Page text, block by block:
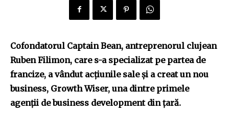
Cofondatorul Captain Bean, antreprenorul clujean
Ruben Filimon, care s-a specializat pe partea de
francize, a vândut acțiunile sale și a creat un nou
business, Growth Wiser, una dintre primele
agenții de business development din țară.